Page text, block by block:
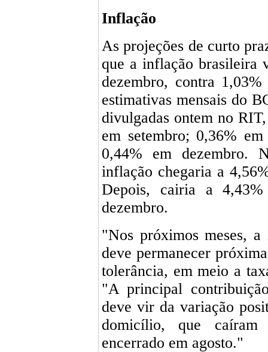
Inflação
As projeções de curto
que a inflação brasileira
dezembro, contra
estimativas mensais do
divulgadas ontem no
em setembro; 0,36%
0,44% em dezembro.
inflação chegaria a
Depois, cairia a
dezembro.
"Nos próximos meses,
deve permanecer
tolerância, em meio a
"A principal
deve vir da variação
domicílio, que caíram
encerrado em agosto."